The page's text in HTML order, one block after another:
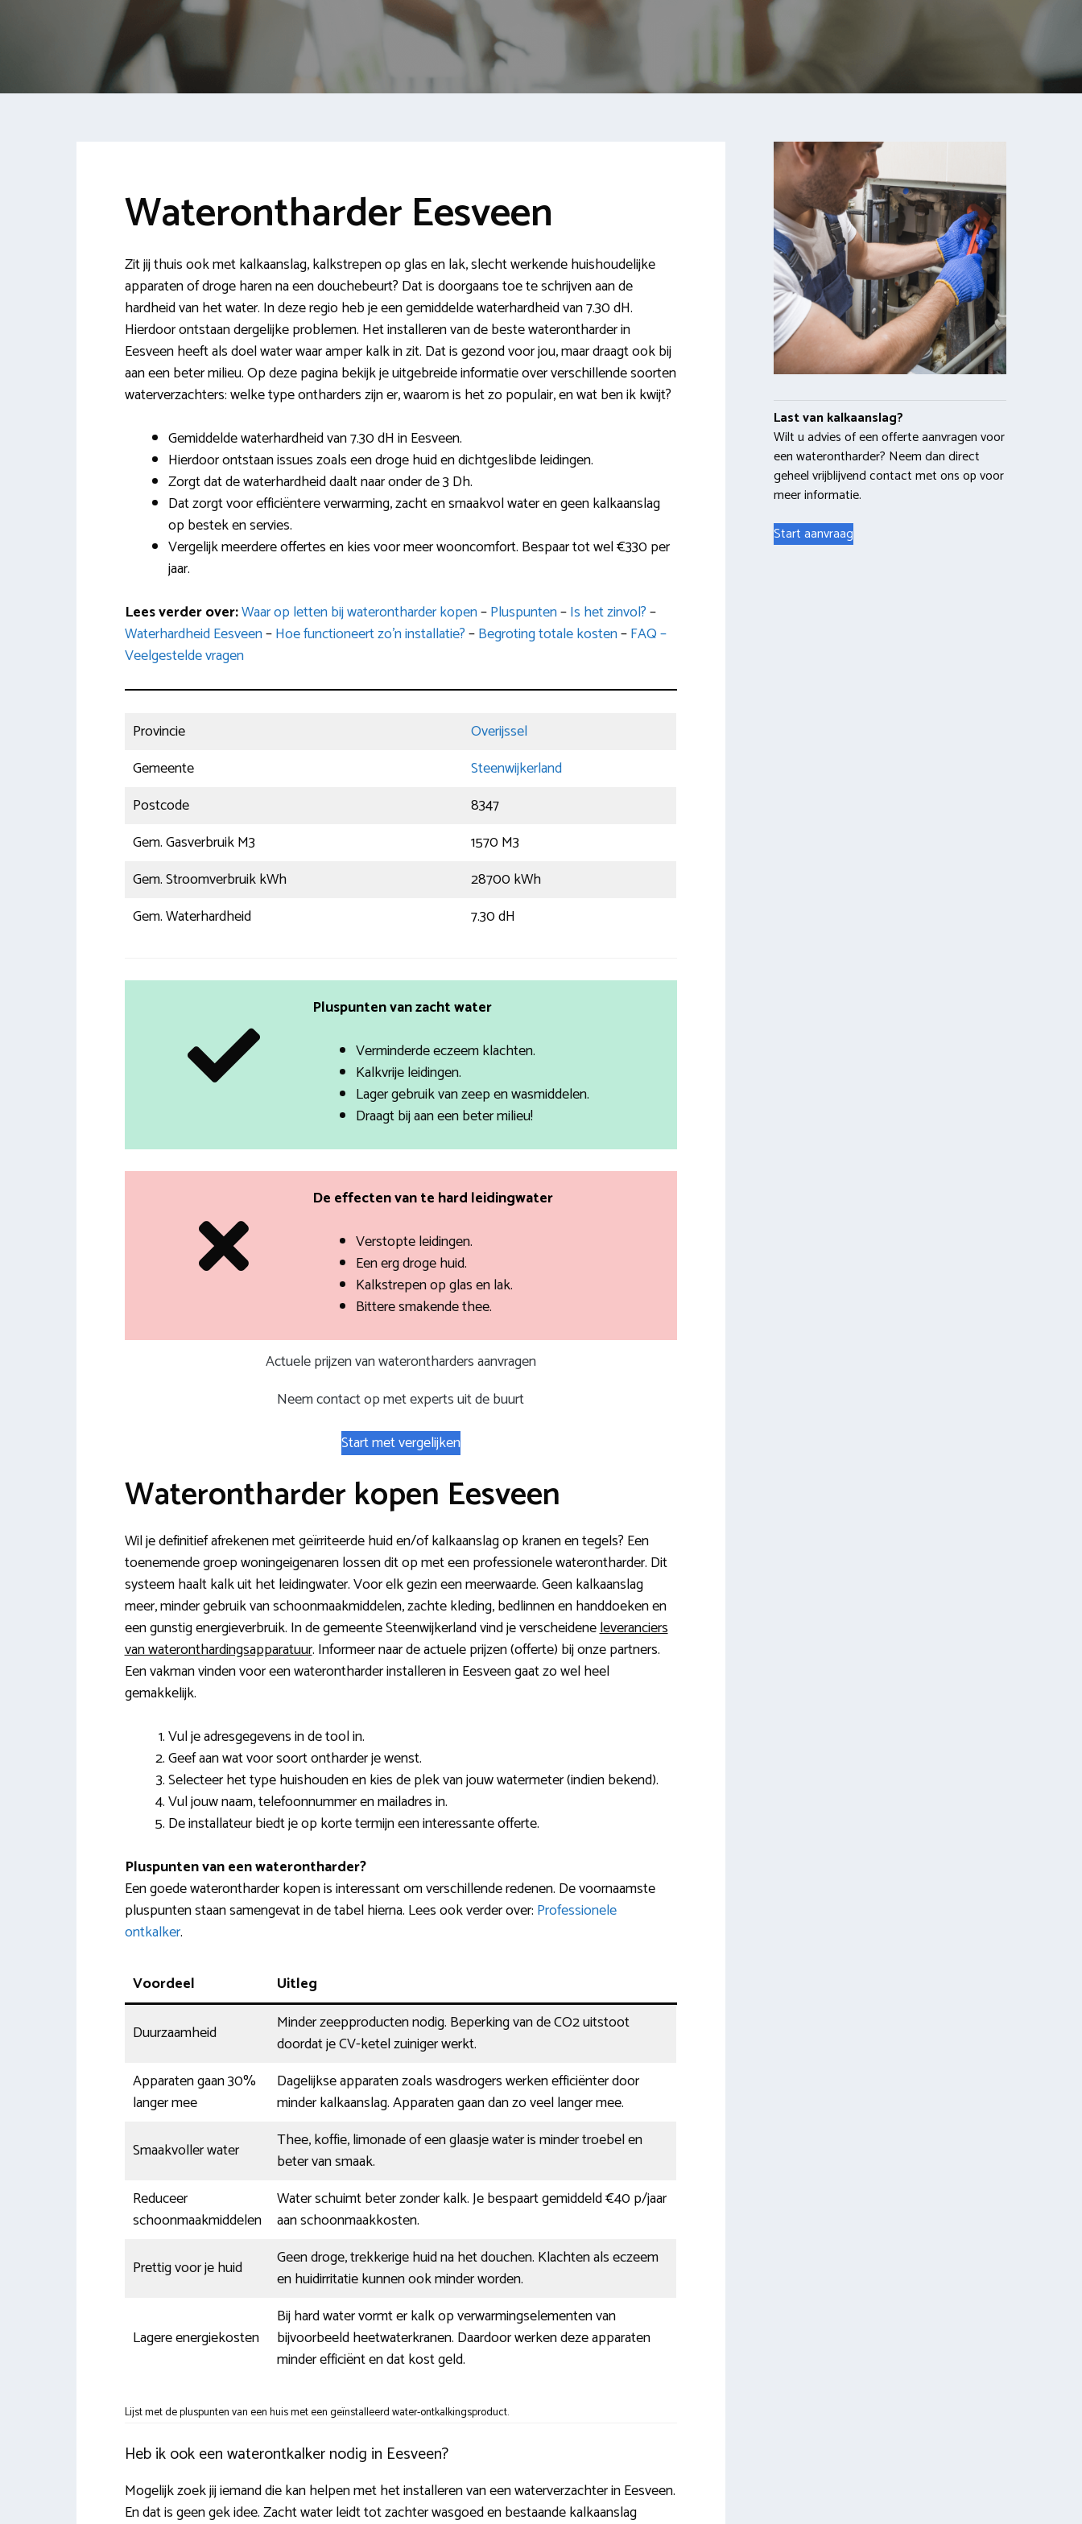
Waterontharder Eesveen
Zit jij thuis ook met kalkaanslag, kalkstrepen op glas en lak, slecht werkende huishoudelijke
apparaten of droge haren na een douchebeurt? Dat is doorgaans toe te schrijven aan de
hardheid van het water. In deze regio heb je een gemiddelde waterhardheid van 7.30 dH.
Hierdoor ontstaan dergelijke problemen. Het installeren van de beste waterontharder in
Eesveen heeft als doel water waar amper kalk in zit. Dat is gezond voor jou, maar draagt ook bij
aan een beter milieu. Op deze pagina bekijk je uitgebreide informatie over verschillende soorten
waterverzachters: welke type ontharders zijn er, waarom is het zo populair, en wat ben ik kwijt?
Gemiddelde waterhardheid van 7.30 dH in Eesveen.
Hierdoor ontstaan issues zoals een droge huid en dichtgeslibde leidingen.
Zorgt dat de waterhardheid daalt naar onder de 3 Dh.
Dat zorgt voor efficiëntere verwarming, zacht en smaakvol water en geen kalkaanslag
op bestek en servies.
Vergelijk meerdere offertes en kies voor meer wooncomfort. Bespaar tot wel €330 per
jaar.
Lees verder over:Waar op letten bij waterontharder kopen–Pluspunten–Is het zinvol?–
Waterhardheid Eesveen–Hoe functioneert zo’n installatie?–Begroting totale kosten–FAQ –
Veelgestelde vragen
Provincie
Overijssel
Gemeente
Steenwijkerland
Postcode
8347
Gem. Gasverbruik M3
1570 M3
Gem. Stroomverbruik kWh
28700 kWh
Gem. Waterhardheid
7.30 dH
Pluspunten van zacht water
Verminderde eczeem klachten.
Kalkvrije leidingen.
Lager gebruik van zeep en wasmiddelen.
Draagt bij aan een beter milieu!
De effecten van te hard leidingwater
Verstopte leidingen.
Een erg droge huid.
Kalkstrepen op glas en lak.
Bittere smakende thee.
Actuele prijzen van waterontharders aanvragen
Neem contact op met experts uit de buurt
Start met vergelijken
Waterontharder kopen Eesveen
Wil je definitief afrekenen met geïrriteerde huid en/of kalkaanslag op kranen en tegels? Een
toenemende groep woningeigenaren lossen dit op met een professionele waterontharder. Dit
systeem haalt kalk uit het leidingwater. Voor elk gezin een meerwaarde. Geen kalkaanslag
meer, minder gebruik van schoonmaakmiddelen, zachte kleding, bedlinnen en handdoeken en
een gunstig energieverbruik. In de gemeente Steenwijkerland vind je verscheideneleveranciers
van wateronthardingsapparatuur. Informeer naar de actuele prijzen (offerte) bij onze partners.
Een vakman vinden voor een waterontharder installeren in Eesveen gaat zo wel heel
gemakkelijk.
Vul je adresgegevens in de tool in.
Geef aan wat voor soort ontharder je wenst.
Selecteer het type huishouden en kies de plek van jouw watermeter (indien bekend).
Vul jouw naam, telefoonnummer en mailadres in.
De installateur biedt je op korte termijn een interessante offerte.
Pluspunten van een waterontharder?
Een goede waterontharder kopen is interessant om verschillende redenen. De voornaamste
pluspunten staan samengevat in de tabel hierna. Lees ook verder over: Professionele
ontkalker.
Voordeel Uitleg
Duurzaamheid
Minder zeepproducten nodig. Beperking van de CO2 uitstoot
doordat je CV-ketel zuiniger werkt.
Apparaten gaan 30%
langer mee
Dagelijkse apparaten zoals wasdrogers werken efficiënter door
minder kalkaanslag. Apparaten gaan dan zo veel langer mee.
Smaakvoller water
Thee, koffie, limonade of een glaasje water is minder troebel en
beter van smaak.
Reduceer
schoonmaakmiddelen
Water schuimt beter zonder kalk. Je bespaart gemiddeld €40 p/jaar
aan schoonmaakkosten.
Prettig voor je huid
Geen droge, trekkerige huid na het douchen. Klachten als eczeem
en huidirritatie kunnen ook minder worden.
Lagere energiekosten
Bij hard water vormt er kalk op verwarmingselementen van
bijvoorbeeld heetwaterkranen. Daardoor werken deze apparaten
minder efficiënt en dat kost geld.
Lijst met de pluspunten van een huis met een geïnstalleerd water-ontkalkingsproduct.
Heb ik ook een waterontkalker nodig in Eesveen?
Mogelijk zoek jij iemand die kan helpen met het installeren van een waterverzachter in Eesveen.
En dat is geen gek idee. Zacht water leidt tot zachter wasgoed en bestaande kalkaanslag
Last van kalkaanslag?
Wilt u advies of een offerte aanvragen voor
een waterontharder? Neem dan direct
geheel vrijblijvend contact met ons op voor
meer informatie.
Start aanvraag